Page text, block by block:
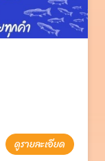
ดูรายละเอียด